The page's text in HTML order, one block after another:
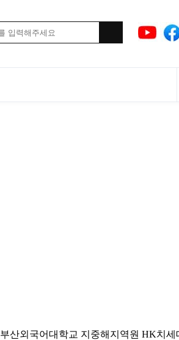
산외국어대학교 지중해지역원 HK치세